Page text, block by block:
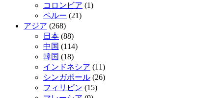
コロンビア (1)
ペルー (21)
アジア (268)
日本 (88)
中国 (114)
韓国 (18)
インドネシア (11)
シンガポール (26)
フィリピン (15)